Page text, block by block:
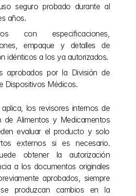
seguro probado durante al
años.
con especificaciones,
empaque y detalles de
idénticos a los ya autorizados.
aprobados por la División de
Dispositivos Médicos.
los revisores internos de
de Alimentos y Medicamentos
evaluar el producto y solo
externos si es necesario.
obtener la autorización
a los documentos originales
aprobados, siempre
produzcan cambios en la